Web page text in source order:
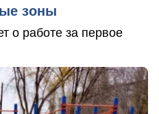
зоны
о работе за первое